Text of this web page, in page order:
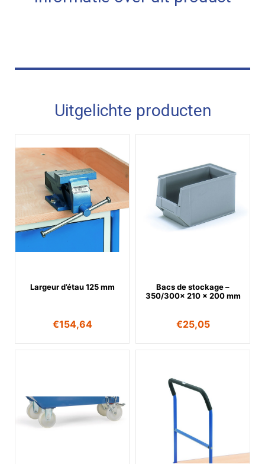
Uitgelichte producten
Largeur d’étau 125 mm
€154,64
Bacs de stockage –
350/300x 210 x 200 mm
€25,05